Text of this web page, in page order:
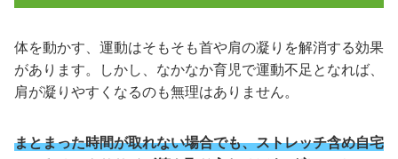
体を動かす、運動はそもそも首や肩の凝りを解消する効果
があります。しかし、なかなか育児で運動不足となれば、
肩が凝りやすくなるのも無理はありません。
まとまった時間が取れない場合でも、ストレッチ含め自宅